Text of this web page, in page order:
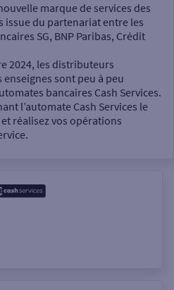
de moi
marque de services des
issue du partenariat entre les
SG, BNP Paribas, Crédit
2024, les distributeurs
sont peu à peu
bancaires Cash Services.
l’automate Cash Services le
réalisez vos opérations